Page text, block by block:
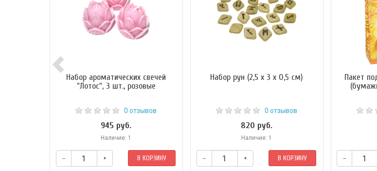
Набор ароматических свечей
"Лотос", 3 шт., розовые
0 отзывов
945 руб.
Наличие: 1
– + В КОРЗИНУ
Набор рун (2,5 х 3 х 0,5 см)
0 отзывов
820 руб.
Наличие: 1
– + В КОРЗИНУ
Пакет
–